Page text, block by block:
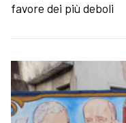
favore dei più deboli